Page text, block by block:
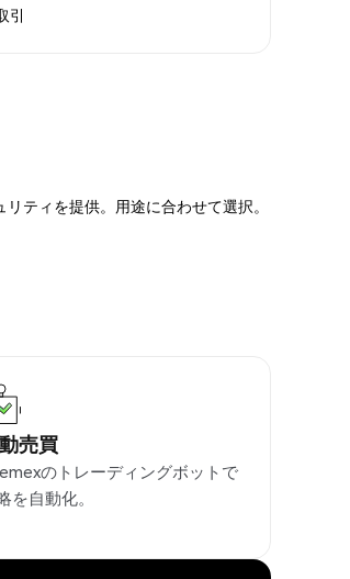
引
ティを提供。用途に合わせて選択。
売買
のトレーディングボットで
を自動化。